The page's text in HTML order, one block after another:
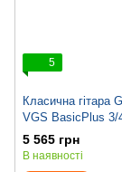
5
Класична гітара
VGS BasicPlus 3/
5 565 грн
В наявності